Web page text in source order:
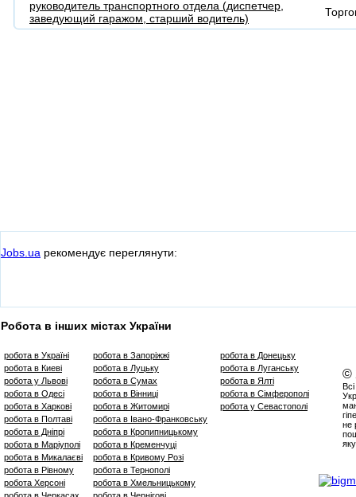
руководитель транспортного отдела (диспетчер,
заведующий гаражом, старший водитель)
Jobs.ua рекомендує переглянути:
Робота в інших містах України
робота в Україні
робота в Киеві
робота у Львові
робота в Одесі
робота в Харкові
робота в Полтаві
робота в Дніпрі
робота в Маріуполі
робота в Микалаєві
робота в Рівному
робота Херсоні
робота в Черкасах
робота в Запоріжжі
робота в Луцьку
робота в Сумах
робота в Вінниці
робота в Житомирі
робота в Івано-Франковську
робота в Кропипницькому
робота в Кременчуці
робота в Кривому Розі
робота в Тернополі
робота в Хмельницькому
робота в Чернігові
робота в Донецьку
робота в Луганську
робота в Ялті
робота в Сімферополі
робота у Севастополі
©
не